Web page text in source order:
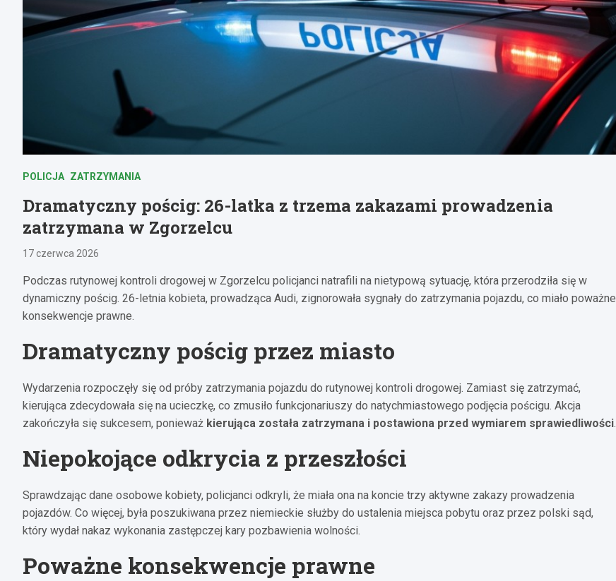
POLICJA ZATRZYMANIA
Dramatyczny pościg: 26-latka z trzema zakazami prowadzenia
zatrzymana w Zgorzelcu
17 czerwca 2026
Podczas rutynowej kontroli drogowej w Zgorzelcu policjanci natrafili na nietypową sytuację, która przerodziła się w
dynamiczny pościg. 26-letnia kobieta, prowadząca Audi, zignorowała sygnały do zatrzymania pojazdu, co miało poważne
konsekwencje prawne.
Dramatyczny pościg przez miasto
Wydarzenia rozpoczęły się od próby zatrzymania pojazdu do rutynowej kontroli drogowej. Zamiast się zatrzymać,
kierująca zdecydowała się na ucieczkę, co zmusiło funkcjonariuszy do natychmiastowego podjęcia pościgu. Akcja
zakończyła się sukcesem, ponieważ kierująca została zatrzymana i postawiona przed wymiarem sprawiedliwości.
Niepokojące odkrycia z przeszłości
Sprawdzając dane osobowe kobiety, policjanci odkryli, że miała ona na koncie trzy aktywne zakazy prowadzenia
pojazdów. Co więcej, była poszukiwana przez niemieckie służby do ustalenia miejsca pobytu oraz przez polski sąd,
który wydał nakaz wykonania zastępczej kary pozbawienia wolności.
Poważne konsekwencje prawne